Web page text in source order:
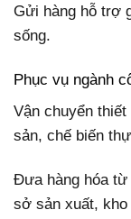
Gửi hàng hỗ trợ
sống.
Phục vụ ngành
Vận chuyển
sản, chế biến
Đưa hàng hóa
sở sản xuất, kho